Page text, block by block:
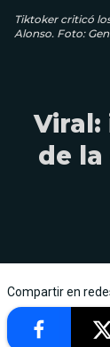
Tiktoker criticó
Alonso. Foto:
Viral:
de la
Compartir en